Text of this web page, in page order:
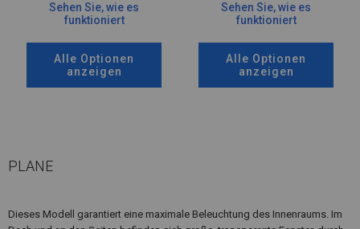
Sehen Sie, wie es
funktioniert
Alle Optionen
anzeigen
Sehen Sie, wie es
funktioniert
Alle Optionen
anzeigen
PLANE
Dieses Modell garantiert eine maximale Beleuchtung des Innenraums. Im